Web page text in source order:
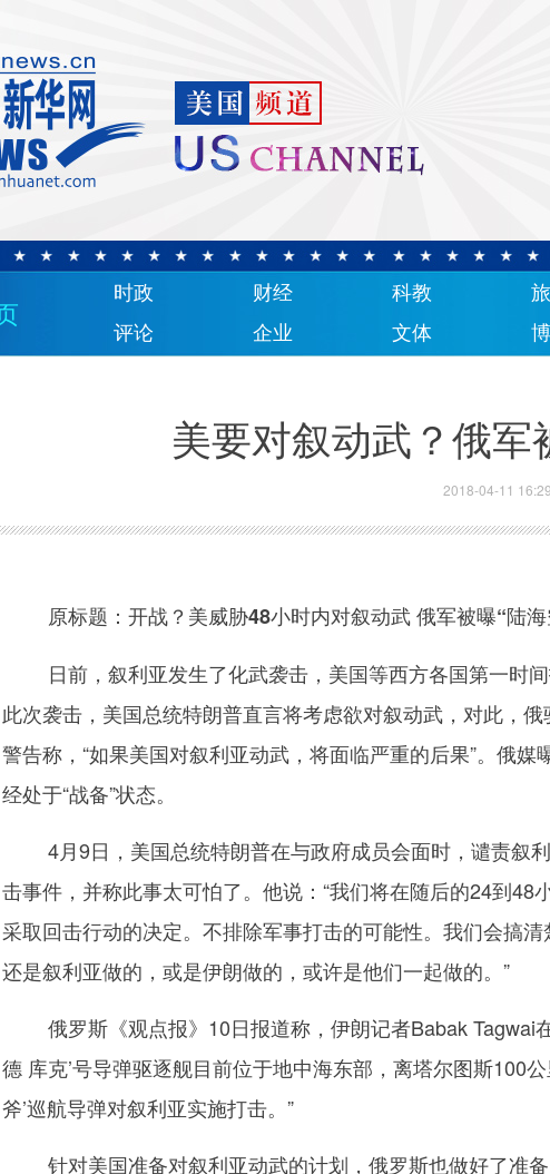
时政 财经 科教
评论
企业 文体
美要对叙动武？俄军
2018-04-11 16:29
原标题：开战？美威胁48小时内对叙动武 俄军被曝“陆
日前，叙利亚发生了化武袭击，美国等西方各国第一时间
此次袭击，美国总统特朗普直言将考虑欲对叙动武，对此，
警告称，“如果美国对叙利亚动武，将面临严重的后果”。俄媒
经处于“战备”状态。
4月9日，美国总统特朗普在与政府成员会面时，谴责叙
击事件，并称此事太可怕了。他说：“我们将在随后的24到48
采取回击行动的决定。不排除军事打击的可能性。我们会搞清
还是叙利亚做的，或是伊朗做的，或许是他们一起做的。”
俄罗斯《观点报》10日报道称，伊朗记者Babak Tagwai在
德 库克’号导弹驱逐舰目前位于地中海东部，离塔尔图斯100
斧’巡航导弹对叙利亚实施打击。”
针对美国准备对叙利亚动武的计划，俄罗斯也做好了准备